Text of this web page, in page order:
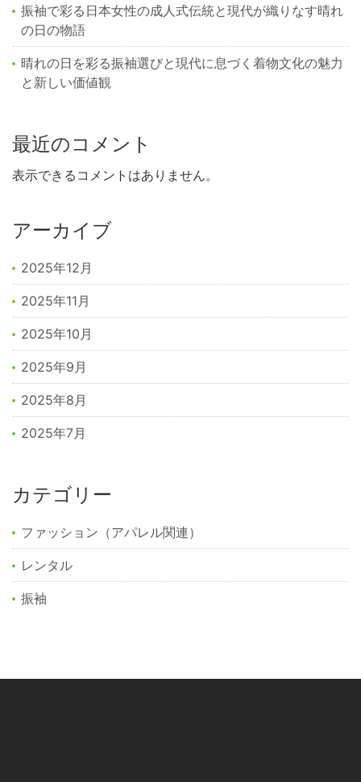
振袖で彩る日本女性の成人式伝統と現代が織りなす晴れ
の日の物語
晴れの日を彩る振袖選びと現代に息づく着物文化の魅力
と新しい価値観
最近のコメント
表示できるコメントはありません。
アーカイブ
2025年12月
2025年11月
2025年10月
2025年9月
2025年8月
2025年7月
カテゴリー
ファッション（アパレル関連）
レンタル
振袖